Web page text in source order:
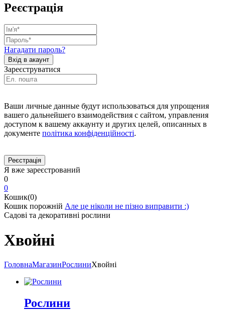
Реєстрація
Нагадати пароль?
Зареєструватися
Ваши личные данные будут использоваться для упрощения
вашего дальнейшего взаимодействия с сайтом, управления
доступом к вашему аккаунту и других целей, описанных в
документе політика конфіденційності.
Я вже зареєстрований
0
0
Кошик(0)
Кошик порожній Але це ніколи не пізно виправити :)
Садові та декоративні рослини
Хвойні
ГоловнаМагазинРослиниХвойні
Рослини